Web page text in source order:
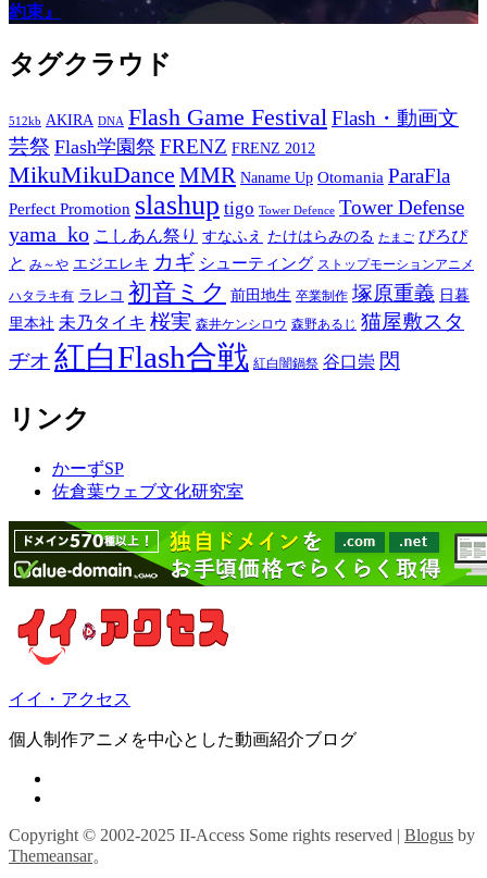
約束』
タグクラウド
512kb AKIRA DNA Flash Game FestivalFlash・動画文
芸祭 Flash学園祭 FRENZ FRENZ 2012
MikuMikuDance MMR Naname Up Otomania ParaFla
Perfect Promotion slashup tigo Tower Defence Tower Defense
yama_ko こしあん祭り すなふえ たけはらみのる たまご ぴろぴ
と み～や エジエレキ カギ シューティング ストップモーションアニメ
ハタラキ有 ラレコ 初音ミク 前田地生 卒業制作 塚原重義 日暮
里本社 未乃タイキ 桜実 森井ケンシロウ 森野あるじ 猫屋敷スタ
ヂオ 紅白Flash合戦 紅白闇鍋祭 谷口崇 閃
リンク
かーずSP
佐倉葉ウェブ文化研究室
イイ・アクセス
個人制作アニメを中心とした動画紹介ブログ
Copyright © 2002-2025 II-Access Some rights reserved | Blogus by
Themeansar。